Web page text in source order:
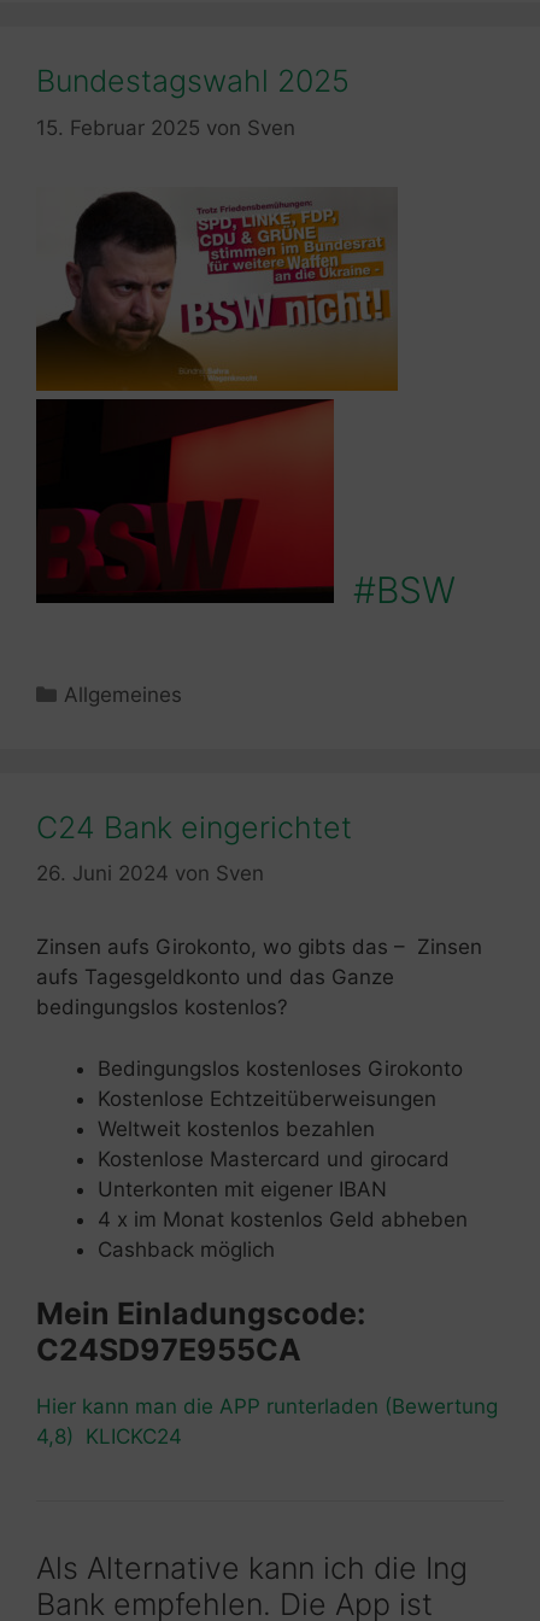
Bundestagswahl 2025
15. Februar 2025 von Sven
#BSW
Kategorien
Allgemeines
C24 Bank eingerichtet
26. Juni 2024 von Sven
Zinsen aufs Girokonto, wo gibts das – Zinsen
aufs Tagesgeldkonto und das Ganze
bedingungslos kostenlos?
Bedingungslos kostenloses Girokonto
Kostenlose Echtzeitüberweisungen
Weltweit kostenlos bezahlen
Kostenlose Mastercard und girocard
Unterkonten mit eigener IBAN
4 x im Monat kostenlos Geld abheben
Cashback möglich
Mein Einladungscode:
C24SD97E955CA
Hier kann man die APP runterladen (Bewertung
4,8) KLICKC24
Als Alternative kann ich die Ing
Bank empfehlen. Die App ist